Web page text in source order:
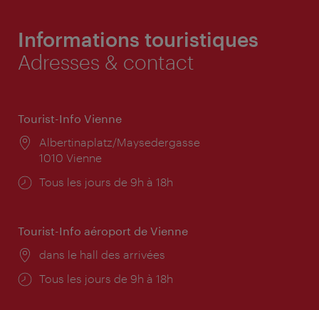
Informations touristiques
Adresses & contact
Tourist-Info Vienne
Lieu:
Albertinaplatz/Maysedergasse
1010 Vienne
Horaires
Tous les jours de 9h à 18h
Tourist-Info aéroport de Vienne
Lieu:
dans le hall des arrivées
Horaires
Tous les jours de 9h à 18h